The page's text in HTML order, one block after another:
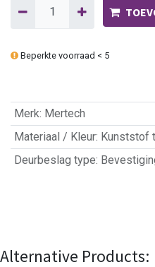
Beperkte voorraad < 5
Merk: Mertech
Materiaal / Kleur: Kunststof
Deurbeslag type:
Alternative Products: